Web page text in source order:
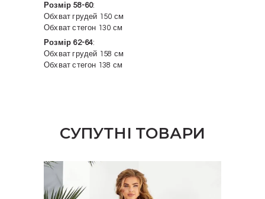
Розмір 58-60:
Обхват грудей 150 см
Обхват стегон 130 см
Розмір 62-64:
Обхват грудей 158 см
Обхват стегон 138 см
СУПУТНІ ТОВАРИ